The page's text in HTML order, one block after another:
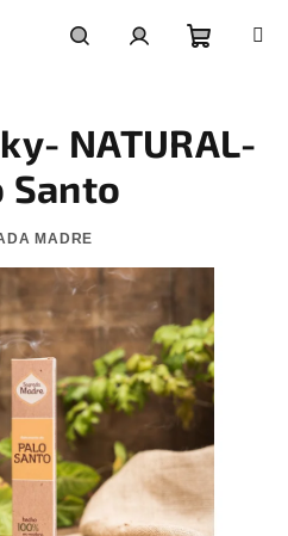
košík
NATURAL-
Santo
MADRE